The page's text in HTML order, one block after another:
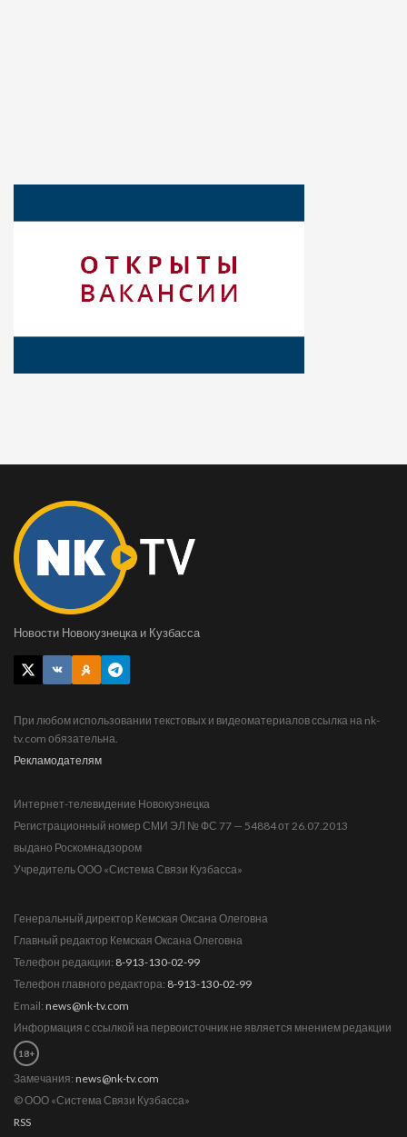
Новости Новокузнецка и Кузбасса
При любом использовании текстовых и видеоматериалов ссылка на nk-
tv.com обязательна.
Рекламодателям
Интернет-телевидение Новокузнецка
Регистрационный номер СМИ ЭЛ № ФС 77 — 54884 от 26.07.2013
выдано Роскомнадзором
Учредитель ООО «Система Связи Кузбасса»
Генеральный директор Кемская Оксана Олеговна
Главный редактор Кемская Оксана Олеговна
Телефон редакции: 8-913-130-02-99
Телефон главного редактора: 8-913-130-02-99
Email: news@nk-tv.com
Информация с ссылкой на первоисточник не является мнением редакции
18+
Замечания: news@nk-tv.com
© ООО «Система Связи Кузбасса»
RSS